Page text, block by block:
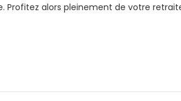
alors pleinement de votre